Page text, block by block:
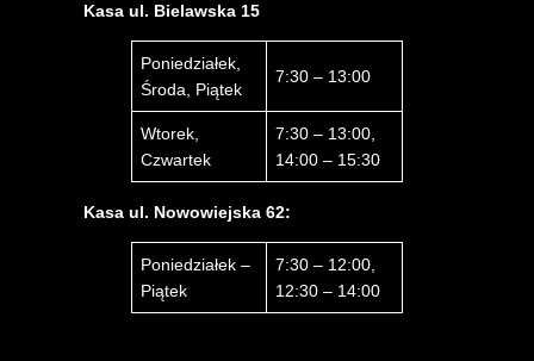
Kasa ul. Bielawska 15
Poniedziałek,
Środa, Piątek
7:30 – 13:00
Wtorek,
Czwartek
7:30 – 13:00,
14:00 – 15:30
Kasa ul. Nowowiejska 62:
Poniedziałek –
Piątek
7:30 – 12:00,
12:30 – 14:00